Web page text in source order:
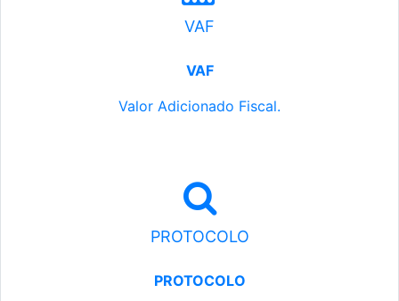
VAF
VAF
Valor Adicionado Fiscal.
PROTOCOLO
PROTOCOLO